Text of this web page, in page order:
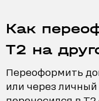
Как
T2 на
Переоформить
или через